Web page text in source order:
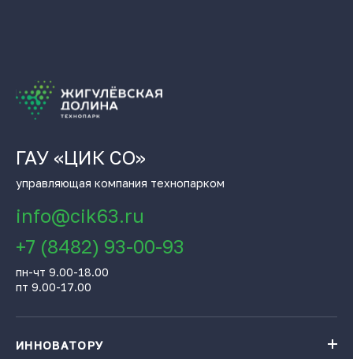
ГАУ «ЦИК СО»
управляющая компания технопарком
info@cik63.ru
+7 (8482) 93-00-93
пн-чт 9.00-18.00
пт 9.00-17.00
ИННОВАТОРУ